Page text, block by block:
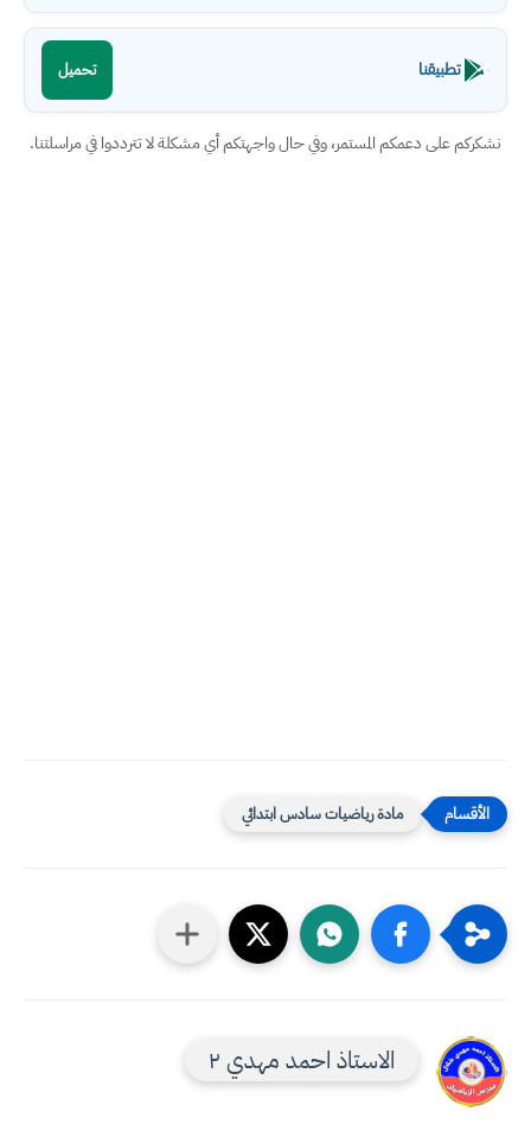
تطبيقنا تحميل
نشكركم على دعمكم المستمر، وفي حال واجهتكم أي مشكلة لا تترددوا في مراسلتنا.
مادة رياضيات سادس ابتدائي
الاستاذ احمد مهدي ٢